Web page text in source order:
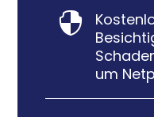

um